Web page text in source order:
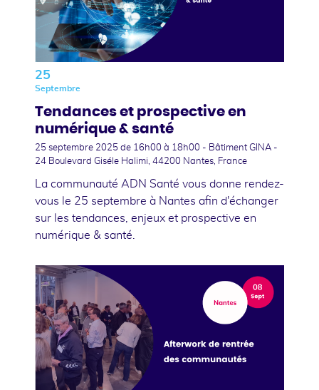
25
Septembre
Tendances et prospective en
numérique & santé
25 septembre 2025 de 16h00 à 18h00 - Bâtiment GINA -
24 Boulevard Giséle Halimi, 44200 Nantes, France
La communauté ADN Santé vous donne rendez-
vous le 25 septembre à Nantes afin d'échanger
sur les tendances, enjeux et prospective en
numérique & santé.